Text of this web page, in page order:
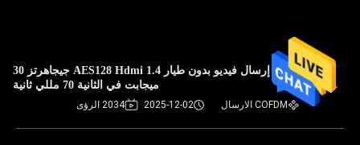
جهاز إرسال فيديو بدون طيار AES128 Hdmi 1.4 جيجاهرتز 30
ميجابت في الثانية 70 مللي ثانية
COFDM الارسال 2025-12-02 2034 الرؤى